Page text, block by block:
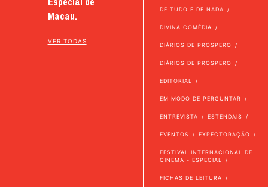
Macau.
VER TODAS
DE TUDO E DE NADA
DIVINA COMÉDIA
DIÁRIOS DE PRÓSPERO
DIÁRIOS DE PRÓSPERO
EDITORIAL
EM MODO DE PERGUNTAR
ENTREVISTA ESTENDAIS
EVENTOS EXPECTORAÇÃO
FESTIVAL INTERNACIONAL DE
CINEMA - ESPECIAL
FICHAS DE LEITURA